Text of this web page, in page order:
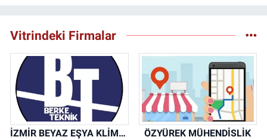
Vitrindeki Firmalar
İZMİR BEYAZ EŞYA KLİMA KOMBİ SERVİSİ ÖZYÜREK MÜHENDİSLİK